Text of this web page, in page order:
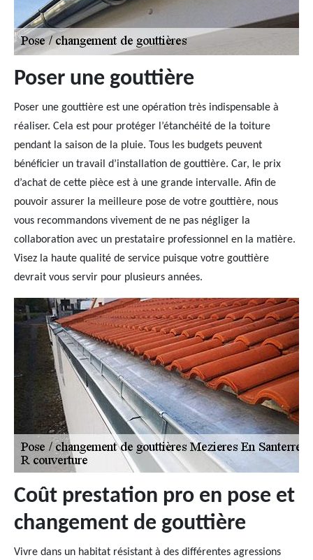
Poser une gouttière
Poser une gouttière est une opération très indispensable à
réaliser. Cela est pour protéger l’étanchéité de la toiture
pendant la saison de la pluie. Tous les budgets peuvent
bénéficier un travail d’installation de gouttière. Car, le prix
d’achat de cette pièce est à une grande intervalle. Afin de
pouvoir assurer la meilleure pose de votre gouttière, nous
vous recommandons vivement de ne pas négliger la
collaboration avec un prestataire professionnel en la matière.
Visez la haute qualité de service puisque votre gouttière
devrait vous servir pour plusieurs années.
Coût prestation pro en pose et
changement de gouttière
Vivre dans un habitat résistant à des différentes agressions